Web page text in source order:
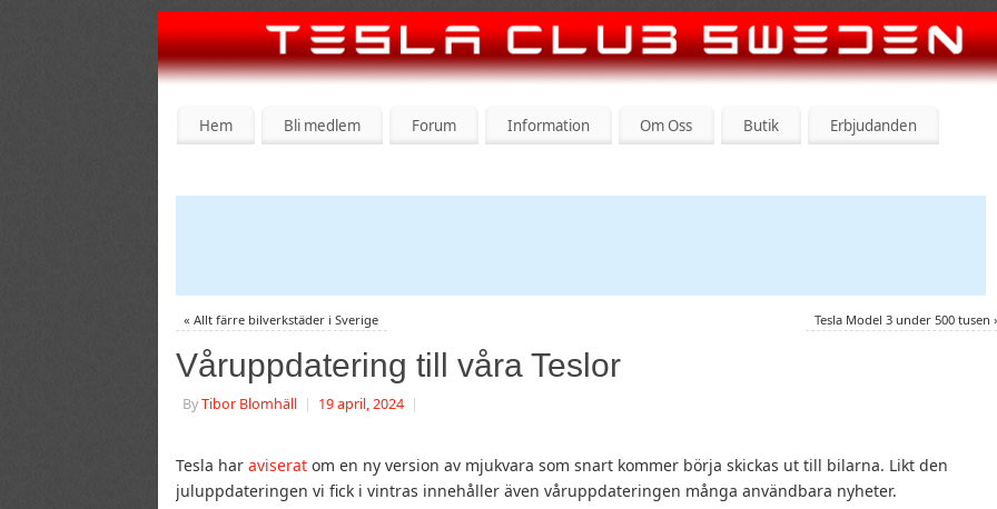
Hem Bli medlem Forum Information Om Oss Butik Erbjudanden
« Allt färre bilverkstäder i Sverige Tesla Model 3 under 500 tusen
Våruppdatering till våra Teslor
ByTibor Blomhäll 19 april, 2024
Tesla har aviserat om en ny version av mjukvara som snart kommer börja skickas ut till bilarna. Likt den
juluppdateringen vi fick i vintras innehåller även våruppdateringen många användbara nyheter.